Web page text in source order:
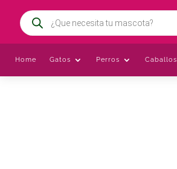
Búsqueda
de
productos
Home Gatos Perros Caballos